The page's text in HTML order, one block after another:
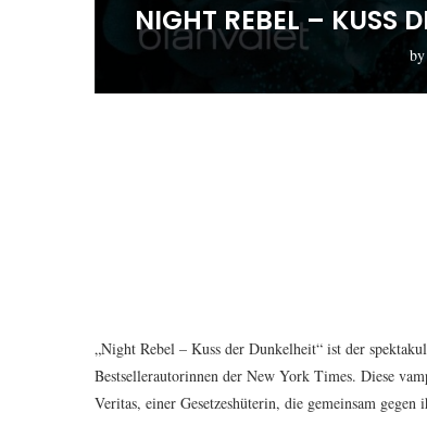
NIGHT REBEL – KUSS
by
„Night Rebel – Kuss der Dunkelheit“ ist der
Bestsellerautorinnen der New York Times. Diese
Veritas, einer Gesetzeshüterin, die gemeinsam